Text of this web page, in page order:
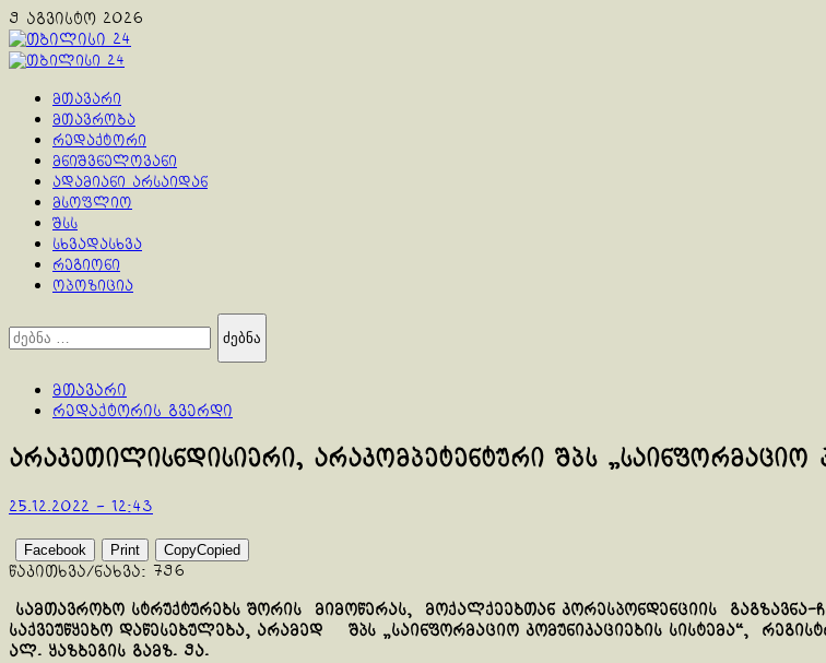
Skip
to
content
9 აგვისტო 2026
Primary
მთავარი
მთავრობა
რედაქტორი
მნიშვნელოვანი
ადამიანი არსაიდან
მსოფლიო
შსს
სხვადასხვა
რეგიონი
ოპოზიცია
ძებნა:
მთავარი
რედაქტორის გვერდი
არაკეთილისნდისიერი, არაკომპეტენტური შპს „საინფორმაციო
25.12.2022 - 12:43
Facebook Print CopyCopied
წაკითხვა/ნახვა: 796
სამთავრობო სტრუქტურებს შორის მიმოწერას, მოქალქეებთან კორესპონდენციის
საქვეუწყებო დაწესებულება, არამედ შპს „საინფორმაციო კომუნიკაციების სისტემა“,
ალ. ყაზბეგის გამზ. 9ა.